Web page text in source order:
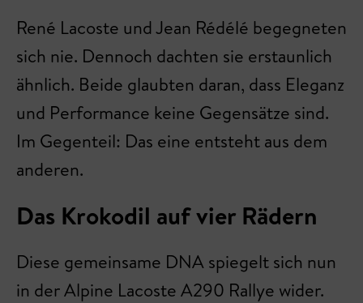
René Lacoste und Jean Rédélé begegneten
sich nie. Dennoch dachten sie erstaunlich
ähnlich. Beide glaubten daran, dass Eleganz
und Performance keine Gegensätze sind.
Im Gegenteil: Das eine entsteht aus dem
anderen.
Das Krokodil auf vier Rädern
Diese gemeinsame DNA spiegelt sich nun
in der Alpine Lacoste A290 Rallye wider.